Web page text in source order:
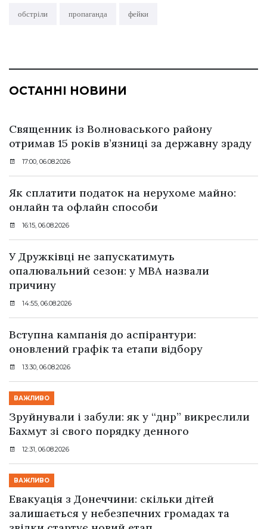
обстріли пропаганда фейки
ОСТАННІ НОВИНИ
Священник із Волноваського району
отримав 15 років в’язниці за державну зраду
17:00, 06.08.2026
Як сплатити податок на нерухоме майно:
онлайн та офлайн способи
16:15, 06.08.2026
У Дружківці не запускатимуть
опалювальний сезон: у МВА назвали
причину
14:55, 06.08.2026
Вступна кампанія до аспірантури:
оновлений графік та етапи відбору
13:30, 06.08.2026
ВАЖЛИВО
Зруйнували і забули: як у “днр” викреслили
Бахмут зі свого порядку денного
12:31, 06.08.2026
ВАЖЛИВО
Евакуація з Донеччини: скільки дітей
залишається у небезпечних громадах та